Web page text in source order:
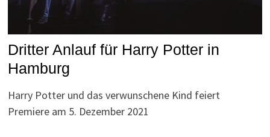
Dritter Anlauf für Harry Potter in
Hamburg
Harry Potter und das verwunschene Kind feiert
Premiere am 5. Dezember 2021